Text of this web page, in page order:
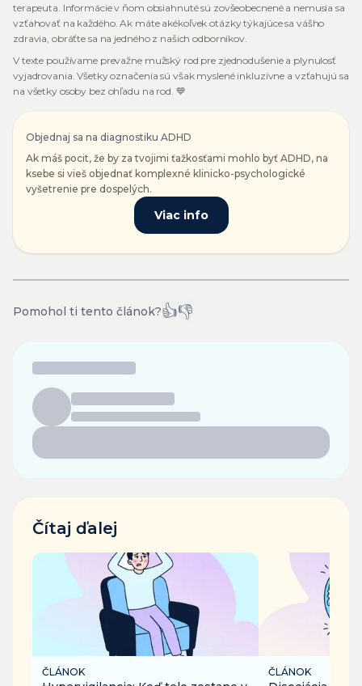
terapeuta. Informácie v ňom obsiahnuté sú zovšeobecnené a nemusia sa
vzťahovať na každého. Ak máte akékoľvek otázky týkajúce sa vášho
zdravia, obráťte sa na jedného z našich odborníkov.
V texte používame prevažne mužský rod pre zjednodušenie a plynulosť
vyjadrovania. Všetky označenia sú však myslené inkluzívne a vzťahujú sa
na všetky osoby bez ohľadu na rod. 💙
Objednaj sa na diagnostiku ADHD
Ak máš pocit, že by za tvojimi ťažkosťami mohlo byť ADHD, na
ksebe si vieš objednať komplexné klinicko-psychologické
vyšetrenie pre dospelých.
Viac info
Pomohol ti tento článok?👍👎
Čítaj ďalej
ČLÁNOK ČLÁNOK